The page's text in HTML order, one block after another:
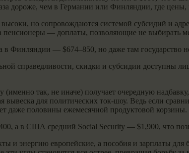
дороже, чем в Германии или Финляндии, где
но сопровождаются системой субсидий и
— доплаты, позволяющие не выбирать
Финляндии — $674–850, но даже там государство
справедливости, скидки и субсидии доступны
(именно так, не иначе) получает очередную
вывеска для политических ток-шоу. Ведь если
даже половины ежемесячной продуктовой корзины.
а в США средний Social Security — $1,900, что
и энергию европейские, а пособия и зарплаты